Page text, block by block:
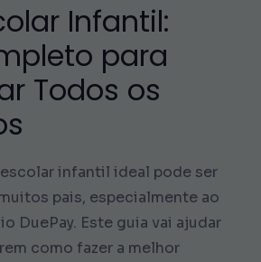
Infantil:
para
Todos os
infantil ideal pode ser
pais, especialmente ao
DuePay. Este guia vai ajudar
como fazer a melhor